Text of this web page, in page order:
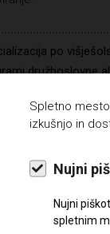
po
družboslovne
dela z
tujega jezika,
čas
Spletno
izkušnjo in
Nujni
Nujni
spletnim